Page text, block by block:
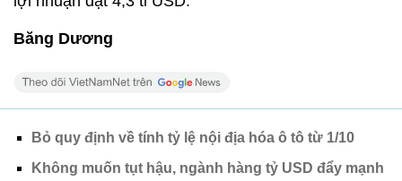
Băng Dương
Bỏ quy định về tính tỷ lệ nội địa hóa ô tô từ 1/10
Không muốn tụt hậu, ngành hàng tỷ USD đẩy mạnh